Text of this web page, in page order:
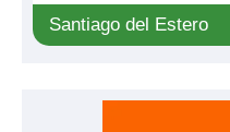
Santiago del Estero